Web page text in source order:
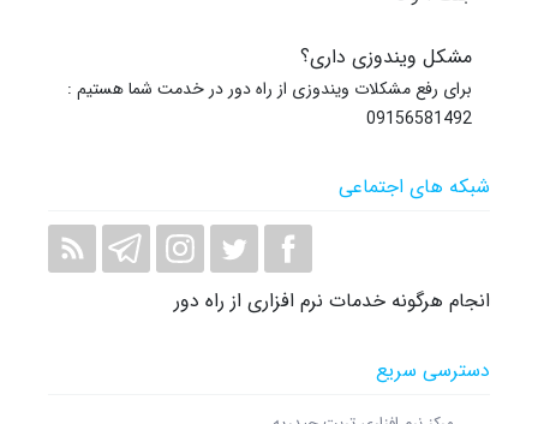
مشکل ویندوزی داری؟
برای رفع مشکلات ویندوزی از راه دور در خدمت شما هستیم :
09156581492
شبکه های اجتماعی
انجام هرگونه خدمات نرم افزاری از راه دور
دسترسی سریع